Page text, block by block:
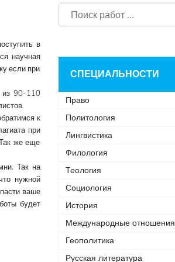
в
научная
если при
из 90-110
к
при
же еще
Так на
нужной
ваше
будет
СПЕЦИАЛЬНОСТИ
Право
Политология
Лингвистика
Филология
Теология
Социология
История
Международные отношения
Геополитика
Русская литература